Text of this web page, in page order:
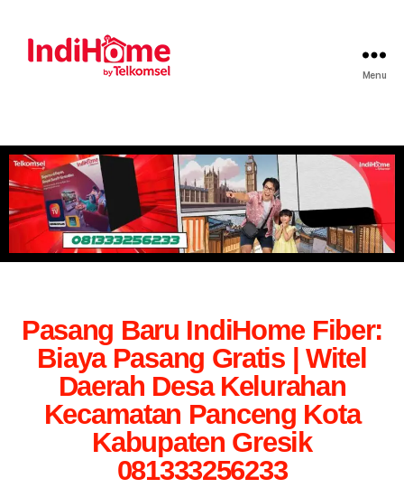
Menu
Pasang Baru IndiHome Fiber:
Biaya Pasang Gratis | Witel
Daerah Desa Kelurahan
Kecamatan Panceng Kota
Kabupaten Gresik
081333256233